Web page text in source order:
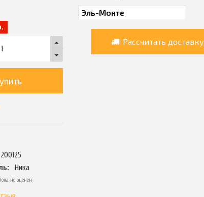
200125
Ника
не оценен
Рассчитать доставку